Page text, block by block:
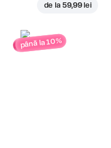
de la 59,99 lei
până la 10%